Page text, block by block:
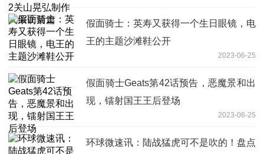
假面骑士：英寿又获得一个生日眼镜，电
王的主题沙滩鞋公开
2023-06-25
假面骑士Geats第42话预告，恶魔景和出
现，镭射国王王后登场
2023-06-25
环球微速讯：陆战猛虎可不是吹的！盘点